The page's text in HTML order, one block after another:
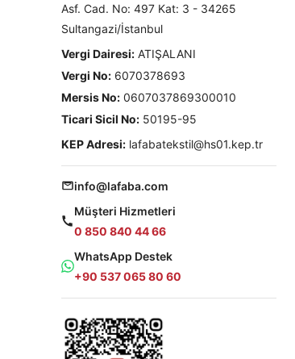
Asf. Cad. No: 497 Kat: 3 - 34265
Sultangazi/İstanbul
Vergi Dairesi: ATIŞALANI
Vergi No: 6070378693
Mersis No: 0607037869300010
Ticari Sicil No: 50195-95
KEP Adresi: lafabatekstil@hs01.kep.tr
info@lafaba.com
Müşteri Hizmetleri
0 850 840 44 66
WhatsApp Destek
+90 537 065 80 60